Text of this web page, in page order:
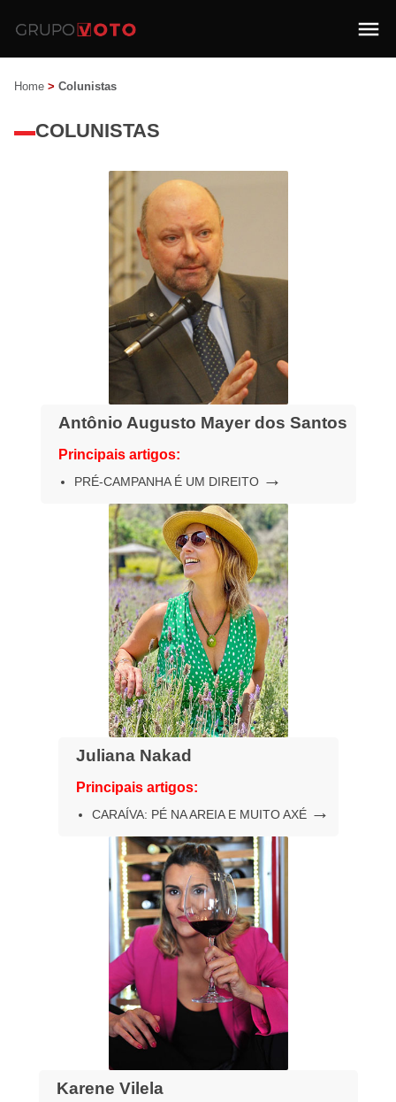
Home > Colunistas
COLUNISTAS
Antônio Augusto Mayer dos Santos
Principais artigos:
PRÉ-CAMPANHA É UM DIREITO →
Juliana Nakad
Principais artigos:
CARAÍVA: PÉ NA AREIA E MUITO AXÉ →
Karene Vilela